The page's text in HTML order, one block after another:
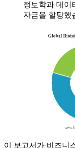
정보학과 데이
자금을 할당했
이 보고서가 비즈니